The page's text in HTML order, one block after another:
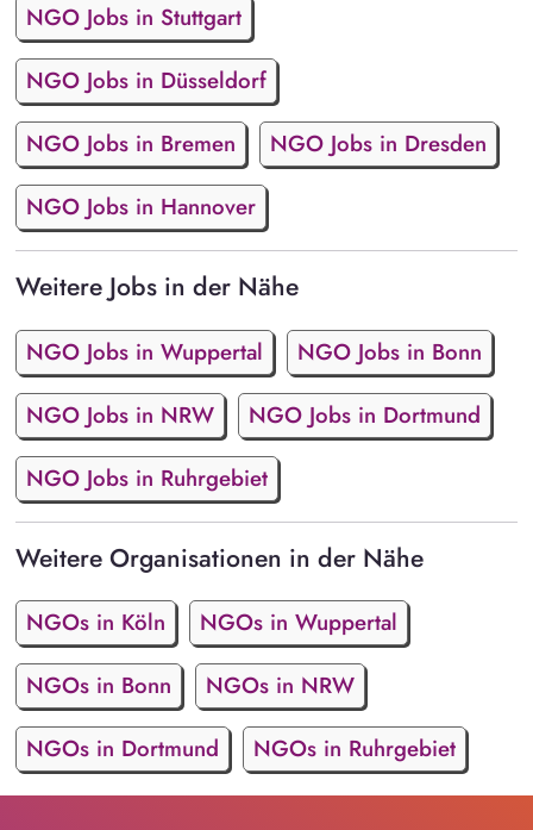
NGO Jobs in Stuttgart
NGO Jobs in Düsseldorf
NGO Jobs in Bremen
NGO Jobs in Dresden
NGO Jobs in Hannover
Weitere Jobs in der Nähe
NGO Jobs in Wuppertal
NGO Jobs in Bonn
NGO Jobs in NRW
NGO Jobs in Dortmund
NGO Jobs in Ruhrgebiet
Weitere Organisationen in der Nähe
NGOs in Köln
NGOs in Wuppertal
NGOs in Bonn
NGOs in NRW
NGOs in Dortmund
NGOs in Ruhrgebiet